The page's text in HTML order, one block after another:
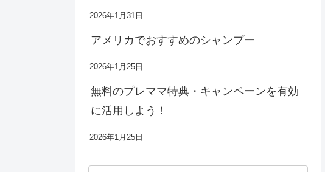
2026年1月31日
アメリカでおすすめのシャンプー
2026年1月25日
無料のプレママ特典・キャンペーンを有効
に活用しよう！
2026年1月25日